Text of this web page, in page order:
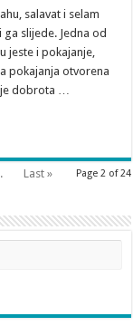
salavat i selam
slijede. Jedna od
jeste i pokajanje,
pokajanja otvorena
je dobrota …
Page 2 of 24
Last »